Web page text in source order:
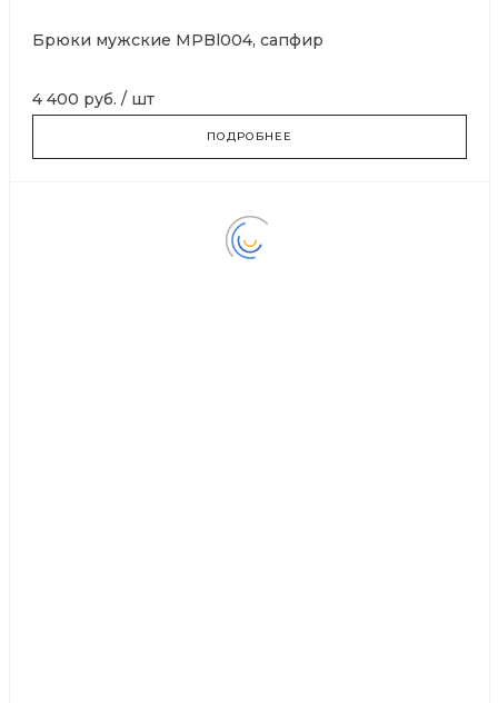
Брюки мужские MPBl004, сапфир
4 400 руб. / шт
ПОДРОБНЕЕ